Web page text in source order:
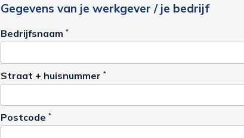
Gegevens van je werkgever / je bedrijf
Bedrijfsnaam *
Straat + huisnummer *
Postcode *